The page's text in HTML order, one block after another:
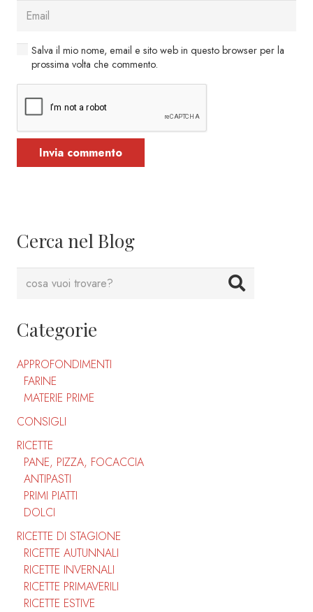
Cerca nel Blog
Categorie
APPROFONDIMENTI
FARINE
MATERIE PRIME
CONSIGLI
RICETTE
PANE, PIZZA, FOCACCIA
ANTIPASTI
PRIMI PIATTI
DOLCI
RICETTE DI STAGIONE
RICETTE AUTUNNALI
RICETTE INVERNALI
RICETTE PRIMAVERILI
RICETTE ESTIVE
Salva il mio nome, email e sito web in questo browser per la
prossima volta che commento.
Invia commento